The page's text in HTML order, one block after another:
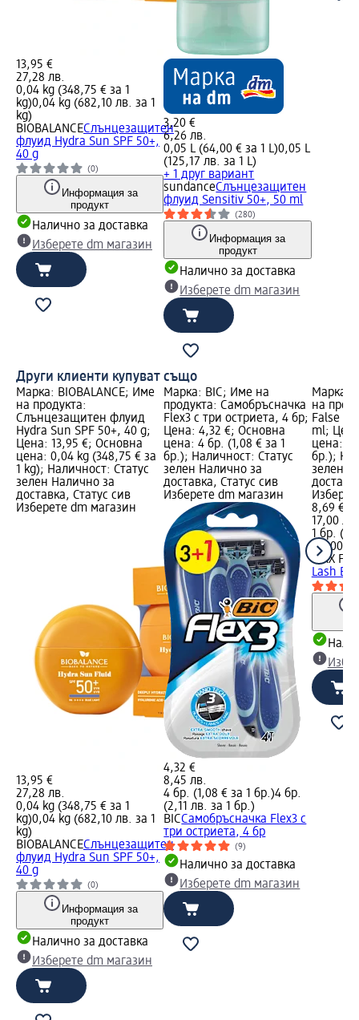
13,95 €
27,28 лв.
0,04 kg (348,75 € за 1
kg)0,04 kg (682,10 лв. за 1
kg)
BIOBALANCEСлънцезащитен
флуид Hydra Sun SPF 50+,
40 g
(0)
Информация за
продукт
Налично за доставка
Изберете dm магазин
3,20 €
6,26 лв.
0,05 L (64,00 € за 1 L)0,05 L
(125,17 лв. за 1 L)
+ 1 друг вариант
sundanceСлънцезащитен
флуид Sensitiv 50+, 50 ml
(280)
Информация за
продукт
Налично за доставка
Изберете dm магазин
Други клиенти купуват също
Марка: BIOBALANCE; Име
на продукта:
Слънцезащитен флуид
Hydra Sun SPF 50+, 40 g;
Цена: 13,95 €; Основна
цена: 0,04 kg (348,75 € за
1 kg); Наличност: Статус
зелен Налично за
доставка, Статус сив
Изберете dm магазин
13,95 €
27,28 лв.
0,04 kg (348,75 € за 1
kg)0,04 kg (682,10 лв. за 1
kg)
BIOBALANCEСлънцезащитен
флуид Hydra Sun SPF 50+,
40 g
(0)
Информация за
продукт
Налично за доставка
Изберете dm магазин
Марка: BIC; Име на
продукта: Самобръсначка
Flex3 с три остриета, 4 бр;
Цена: 4,32 €; Основна
цена: 4 бр. (1,08 € за 1
бр.); Наличност: Статус
зелен Налично за
доставка, Статус сив
Изберете dm магазин
4,32 €
8,45 лв.
4 бр. (1,08 € за 1 бр.)4 бр.
(2,11 лв. за 1 бр.)
BICСамобръсначка Flex3 с
три остриета, 4 бр
(9)
Налично за доставка
Изберете dm магазин
Марка:
на
False
ml;
цена: 1
бр.);
зелен
8,69 €
17,00 лв.
1 бр.
(17,00
MAX
Lash